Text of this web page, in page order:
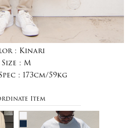
: Kinari
Size : M
: 173cm/59kg
Item